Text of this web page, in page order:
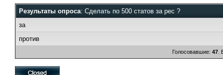
Результаты опроса: Сделать по 500 статов за рес ?
за
против
Голосовавшие: 47.